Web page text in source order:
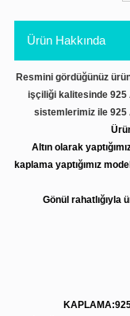
Ürün Hakkında
Resmini gördüğünüz
işçiliği kalitesinde 925
sistemlerimiz ile 925
Altın olarak
kaplama yaptığımız
Gönül